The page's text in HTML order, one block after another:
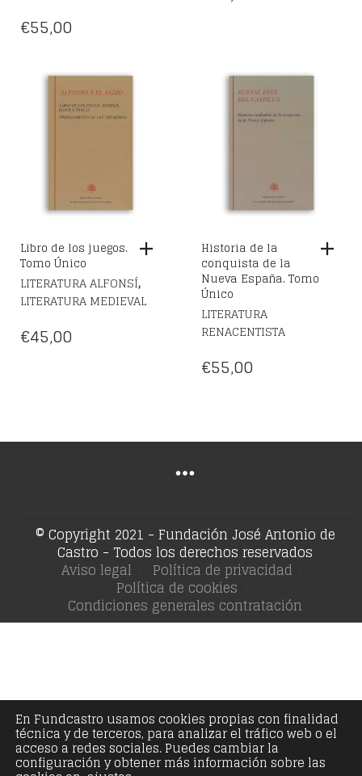
€55,00
Libro de los juegos.
Tomo Único
LITERATURA ALFONSÍ,
LITERATURA MEDIEVAL
€45,00
Historia de la
conquista de la
Nueva España. Tomo
Único
LITERATURA
RENACENTISTA
€55,00
© Copyright 2021 - Fundación José Antonio de
Castro - Todos los derechos reservados
Aviso legal Política de privacidad
Política de cookies
Condiciones generales contratación
En Fundcastro usamos cookies propias con finalidad
técnica y de terceros, para analizar el tráfico web o el
acceso a redes sociales. Puedes cambiar la
configuración y obtener más información sobre las